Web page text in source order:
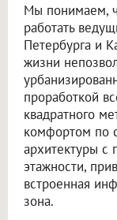
Мы понимаем,
работать
Петербурга и
жизни
проработкой
квадратного
комфортом по
архитектуры с
этажности,
встроенная
зона.